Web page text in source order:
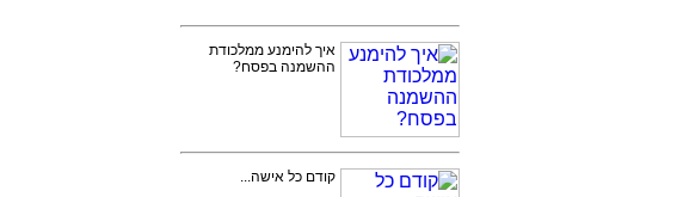
איך להימנע ממלכודת
ההשמנה בפסח?
קודם כל אישה...